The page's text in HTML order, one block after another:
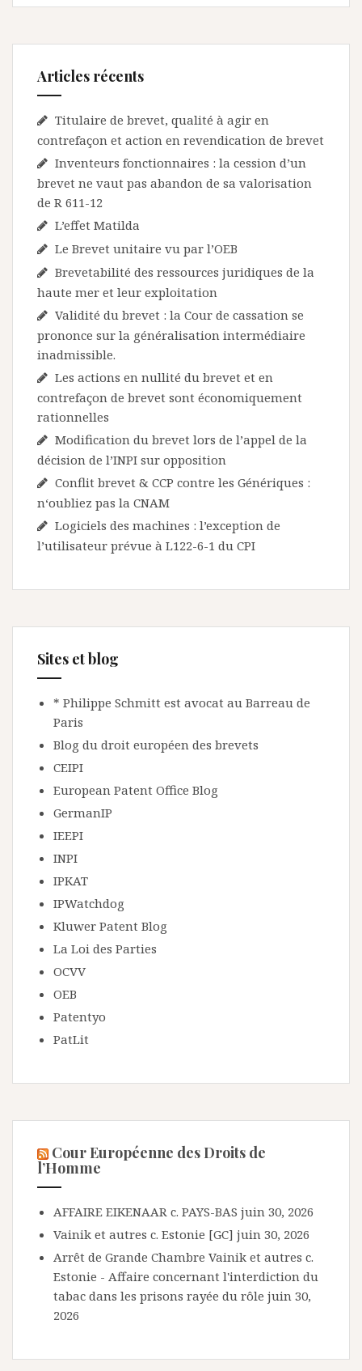
Articles récents
Titulaire de brevet, qualité à agir en
contrefaçon et action en revendication de brevet
Inventeurs fonctionnaires : la cession d’un
brevet ne vaut pas abandon de sa valorisation
de R 611-12
L’effet Matilda
Le Brevet unitaire vu par l’OEB
Brevetabilité des ressources juridiques de la
haute mer et leur exploitation
Validité du brevet : la Cour de cassation se
prononce sur la généralisation intermédiaire
inadmissible.
Les actions en nullité du brevet et en
contrefaçon de brevet sont économiquement
rationnelles
Modification du brevet lors de l’appel de la
décision de l’INPI sur opposition
Conflit brevet & CCP contre les Génériques :
n‘oubliez pas la CNAM
Logiciels des machines : l’exception de
l’utilisateur prévue à L122-6-1 du CPI
Sites et blog
* Philippe Schmitt est avocat au Barreau de
Paris
Blog du droit européen des brevets
CEIPI
European Patent Office Blog
GermanIP
IEEPI
INPI
IPKAT
IPWatchdog
Kluwer Patent Blog
La Loi des Parties
OCVV
OEB
Patentyo
PatLit
Cour Européenne des Droits de
l’Homme
AFFAIRE EIKENAAR c. PAYS-BAS juin 30, 2026
Vainik et autres c. Estonie [GC] juin 30, 2026
Arrêt de Grande Chambre Vainik et autres c.
Estonie - Affaire concernant l'interdiction du
tabac dans les prisons rayée du rôle juin 30,
2026